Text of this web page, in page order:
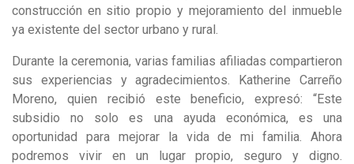
construcción en sitio propio y mejoramiento del inmueble
ya existente del sector urbano y rural.
Durante la ceremonia, varias familias afiliadas compartieron
sus experiencias y agradecimientos. Katherine Carreño
Moreno, quien recibió este beneficio, expresó: “Este
subsidio no solo es una ayuda económica, es una
oportunidad para mejorar la vida de mi familia. Ahora
podremos vivir en un lugar propio, seguro y digno.